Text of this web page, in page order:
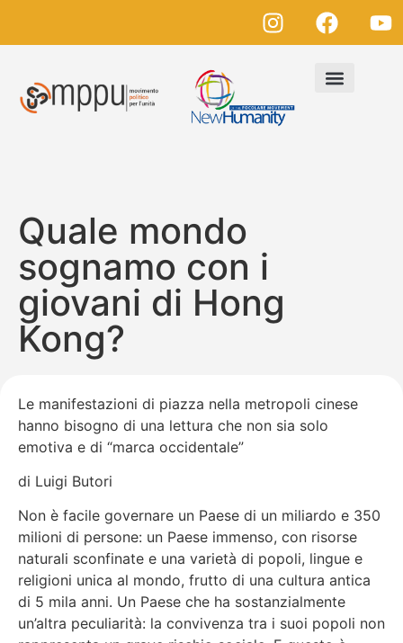
Quale mondo
sognamo con i
giovani di Hong
Kong?
Le manifestazioni di piazza nella metropoli cinese
hanno bisogno di una lettura che non sia solo
emotiva e di “marca occidentale”
di Luigi Butori
Non è facile governare un Paese di un miliardo e 350
milioni di persone: un Paese immenso, con risorse
naturali sconfinate e una varietà di popoli, lingue e
religioni unica al mondo, frutto di una cultura antica
di 5 mila anni. Un Paese che ha sostanzialmente
un’altra peculiarità: la convivenza tra i suoi popoli non